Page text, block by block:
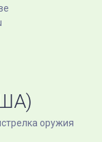
оружия